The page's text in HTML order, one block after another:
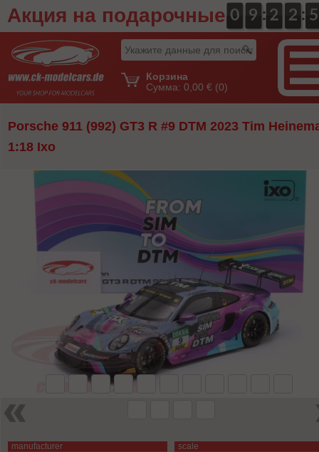
Акция на подарочные
сертификаты
0
0
0 0
9
9 : 0
2
2 0
2
2 : 0
5
5
Корзина
Сумма: 0,00 € (0)
Porsche 911 (992) GT3 R #9 DTM 2023 Tim
1:18 Ixo
manufacturer scale